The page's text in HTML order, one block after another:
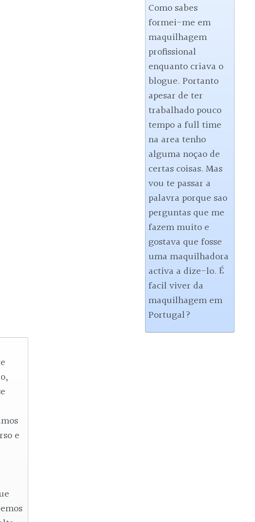
Como sabes
formei-me em
maquilhagem
profissional
enquanto criava o
blogue. Portanto
apesar de ter
trabalhado pouco
tempo a full time
na area tenho
alguma noçao de
certas coisas. Mas
vou te passar a
palavra porque sao
perguntas que me
fazem muito e
gostava que fosse
uma maquilhadora
activa a dize-lo. É
facil viver da
maquilhagem em
Portugal?
e